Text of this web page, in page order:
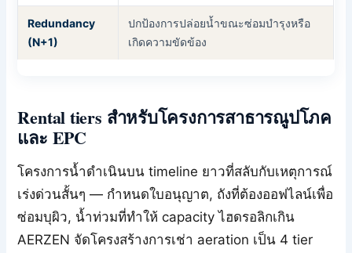
Redundancy
(N+1)
ปกป้องการปล่อยน้ำขณะซ่อมบำรุงหรือ
เกิดความขัดข้อง
Rental tiers สำหรับโครงการสาธารณูปโภค
และ EPC
โครงการน้ำดำเนินบน timeline ยาวที่สลับกับเหตุการณ์
เร่งด่วนสั้นๆ — กำหนดใบอนุญาต, ถังที่ต้องออฟไลน์เพื่อ
ซ่อมบุผิว, น้ำท่วมที่ทำให้ capacity ไฮดรอลิกเกิน
AERZEN จัดโครงสร้างการเช่า aeration เป็น 4 tier